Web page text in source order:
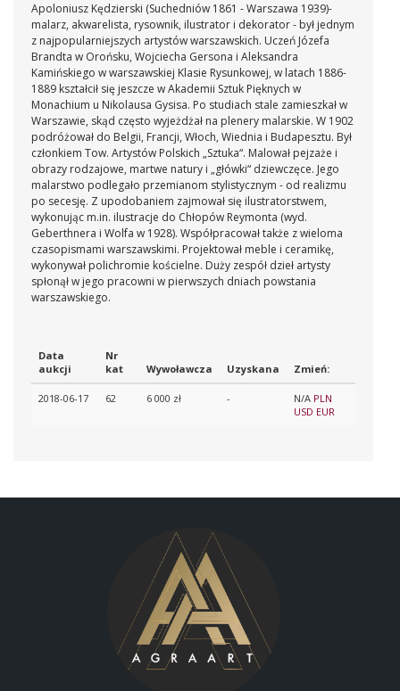
Apoloniusz Kędzierski (Suchedniów 1861 - Warszawa 1939)-
malarz, akwarelista, rysownik, ilustrator i dekorator - był jednym
z najpopularniejszych artystów warszawskich. Uczeń Józefa
Brandta w Orońsku, Wojciecha Gersona i Aleksandra
Kamińskiego w warszawskiej Klasie Rysunkowej, w latach 1886-
1889 kształcił się jeszcze w Akademii Sztuk Pięknych w
Monachium u Nikolausa Gysisa. Po studiach stale zamieszkał w
Warszawie, skąd często wyjeżdżał na plenery malarskie. W 1902
podróżował do Belgii, Francji, Włoch, Wiednia i Budapesztu. Był
członkiem Tow. Artystów Polskich „Sztuka“. Malował pejzaże i
obrazy rodzajowe, martwe natury i „główki“ dziewczęce. Jego
malarstwo podlegało przemianom stylistycznym - od realizmu
po secesję. Z upodobaniem zajmował się ilustratorstwem,
wykonując m.in. ilustracje do Chłopów Reymonta (wyd.
Geberthnera i Wolfa w 1928). Współpracował także z wieloma
czasopismami warszawskimi. Projektował meble i ceramikę,
wykonywał polichromie kościelne. Duży zespół dzieł artysty
spłonął w jego pracowni w pierwszych dniach powstania
warszawskiego.
Data
aukcji
Nr
kat
Wywoławcza Uzyskana Zmień:
2018-06-17 62 6 000 zł - N/A PLN
USD EUR